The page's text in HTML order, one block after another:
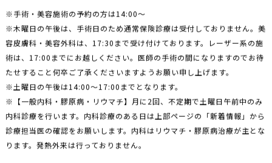
※手術・美容施術の予約の方は14:00〜
※木曜日の午後は、手術日のため通常保険診療は受付しておりません。美
容皮膚科・美容外科は、17:30まで受け付けております。レーザー系の施
術は、17:00までにお越しください。医師の手術の間になりますのでお待
たせすること何卒ご了承くださいますようお願い申し上げます。
※土曜日の午後は14:00〜17:00までとなります。
※【一般内科・膠原病・リウマチ】月に2回、不定期で土曜日午前中のみ
内科診療を行います。内科診療のある日は上部ページの「新着情報」から
診療担当医の確認をお願いします。内科はリウマチ・膠原病治療が主とな
ります。発熱外来は行っておりません。